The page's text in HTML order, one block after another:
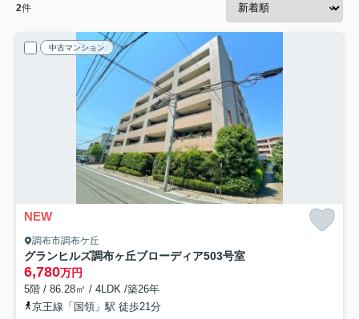
2件
中古マンション
NEW
調布市調布ケ丘
グランヒルズ調布ヶ丘ブローディア503号室
6,780万円
5階 / 86.28㎡ / 4LDK /築26年
京王線「国領」駅 徒歩21分